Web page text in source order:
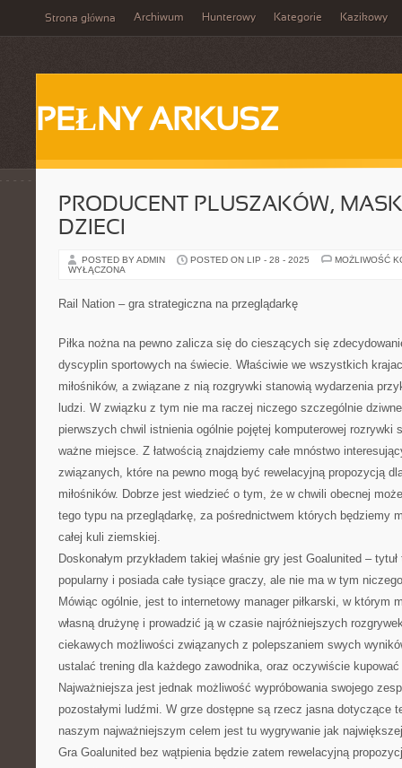
Strona główna Archiwum Hunterowy Kategorie Kazikowy
PEŁNY ARKUSZ
PRODUCENT PLUSZAKÓW,
DZIECI
POSTED BY ADMIN POSTED ON LIP - 28 - 2025
MOŻLIWOŚĆ
WYŁĄCZONA
Rail Nation – gra strategiczna na przeglądarkę
Piłka nożna na pewno zalicza się do cieszących się
dyscyplin sportowych na świecie. Właściwie we wszystkich
miłośników, a związane z nią rozgrywki stanowią wydarzenia
ludzi. W związku z tym nie ma raczej niczego szczególnie
pierwszych chwil istnienia ogólnie pojętej komputerowej rozrywki
ważne miejsce. Z łatwością znajdziemy całe mnóstwo
związanych, które na pewno mogą być rewelacyjną propozycją
miłośników. Dobrze jest wiedzieć o tym, że w chwili obecnej
tego typu na przeglądarkę, za pośrednictwem których będziemy
całej kuli ziemskiej.
Doskonałym przykładem takiej właśnie gry jest Goalunited –
popularny i posiada całe tysiące graczy, ale nie ma w tym
Mówiąc ogólnie, jest to internetowy manager piłkarski, w którym
własną drużynę i prowadzić ją w czasie najróżniejszych
ciekawych możliwości związanych z polepszaniem swych
ustalać trening dla każdego zawodnika, oraz oczywiście
Najważniejsza jest jednak możliwość wypróbowania swojego
pozostałymi ludźmi. W grze dostępne są rzecz jasna dotyczące
naszym najważniejszym celem jest tu wygrywanie jak
Gra Goalunited bez wątpienia będzie zatem rewelacyjną